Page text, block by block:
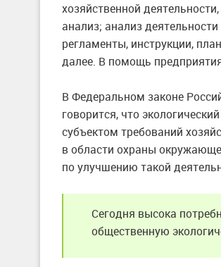
хозяйственной
анализ; анализ
регламенты, инструкции,
далее. В помощь
В Федеральном законе
говорится, что
субъектом требований
в области охраны
по улучшению такой
Сегодня высока
общественную